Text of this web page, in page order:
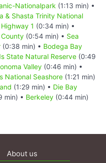
Nationalpark (1:13 min) •
& Shasta Trinity National
1 (0:34 min) •
(0:54 min) • Sea
(0:38 min) • Bodega Bay
State Natural Reserve (0:49
Valley (0:46 min) •
National Seashore (1:21 min)
(1:29 min) • Die Bay
min) • Berkeley (0:44 min)
About us